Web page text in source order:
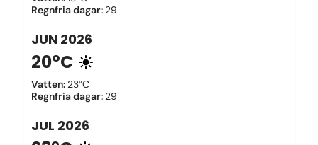
Regnfria dagar: 29
JUN 2026
20°C
Vatten: 23°C
Regnfria dagar: 29
JUL 2026